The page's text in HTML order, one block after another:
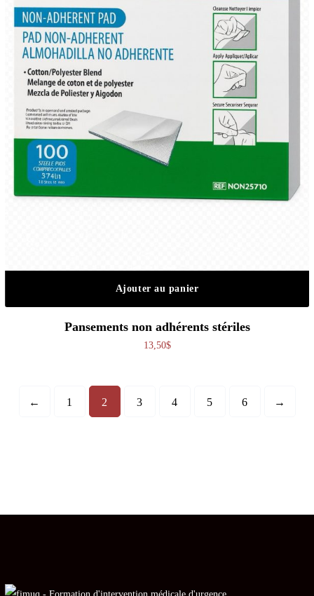
Ajouter au panier
Pansements non adhérents stériles
13,50$
← 1 2 3 4 5 6 →